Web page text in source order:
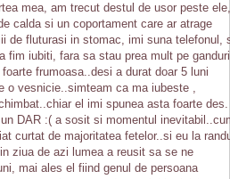
mea, am trecut destul de usor peste ele,
calda si un coportament care ar atrage
de fluturasi in stomac, imi suna telefonul,
fim iubiti, fara sa stau prea mult pe ganduri
frumoasa..desi a durat doar 5 luni
o vesnicie..simteam ca ma iubeste ,
el imi spunea asta foarte des.
DAR :( a sosit si momentul
curtat de majoritatea fetelor..si eu la
ziua de azi lumea a reusit sa se ne
mai ales el fiind genul de persoana